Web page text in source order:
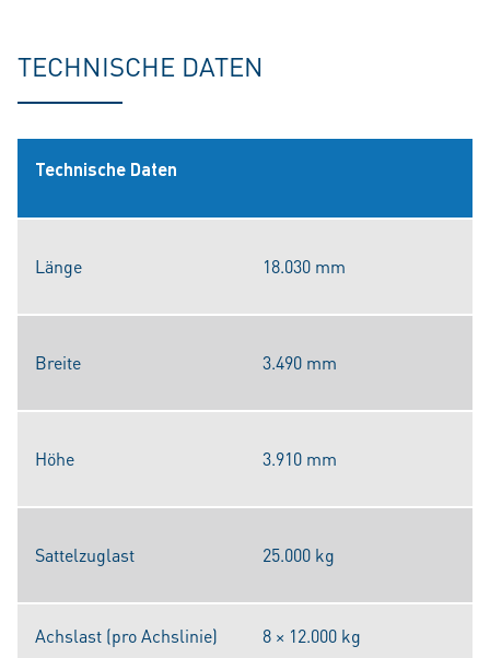
TECHNISCHE DATEN
Technische Daten
Länge 18.030 mm
Breite 3.490 mm
Höhe 3.910 mm
Sattelzuglast 25.000 kg
Achslast (pro Achslinie) 8 × 12.000 kg